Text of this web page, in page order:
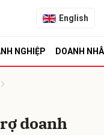
English
NGHIỆP DOANH
doanh